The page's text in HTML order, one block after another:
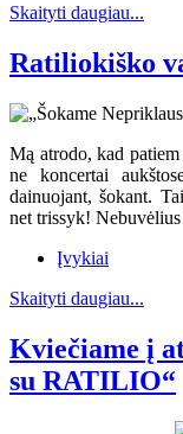
Skaityti daugiau...
Ratiliokiško
Mą atrodo, kad
ne koncertai
dainuojant, šokant.
net trissyk!
Įvykiai
Skaityti daugiau...
Kviečiame į
su RATILIO“